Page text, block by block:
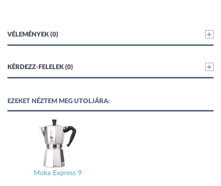
VÉLEMÉNYEK (0)
KÉRDEZZ-FELELEK (0)
EZEKET NÉZTEM MEG UTOLJÁRA:
Moka Express 9